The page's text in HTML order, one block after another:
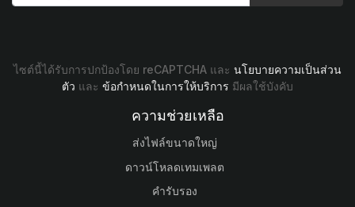
ไซต์นี้ได้รับการปกป้องโดย reCAPTCHA และ นโยบายความเป็นส่วน
ตัว และ ข้อกำหนดในการให้บริการ มีผลใช้บังคับ
ความช่วยเหลือ
ส่งไฟล์ขนาดใหญ่
ดาวน์โหลดเทมเพลต
คำรับรอง